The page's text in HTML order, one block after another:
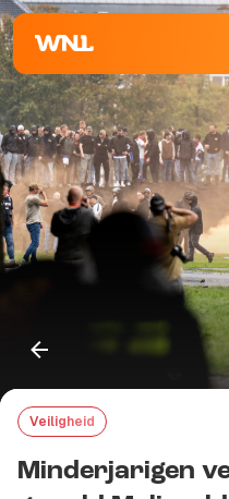
Veiligheid
Minderjarigen